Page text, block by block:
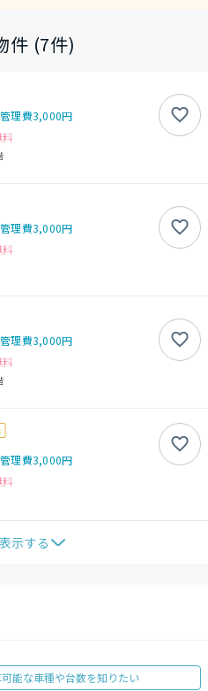
件 (7件)
管理費3,000円
管理費3,000円
管理費3,000円
管理費3,000円
示する
能な車種や台数を知りたい